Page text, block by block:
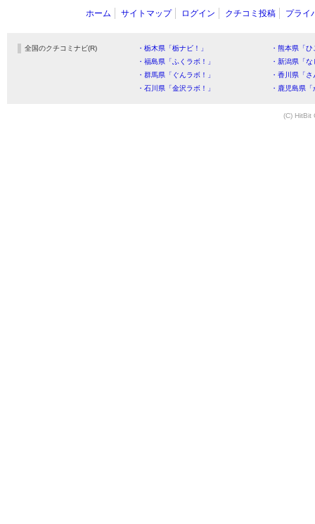
ホーム サイトマップ ログイン クチコミ投稿 プライ
全国のクチコミナビ(R) ・栃木県「栃ナビ！」
・熊本県「
・福島県「ふくラボ！」
・新潟県「
・群馬県「ぐんラボ！」
・香川県「
・石川県「金沢ラボ！」
・鹿児島県
(C) HitBit